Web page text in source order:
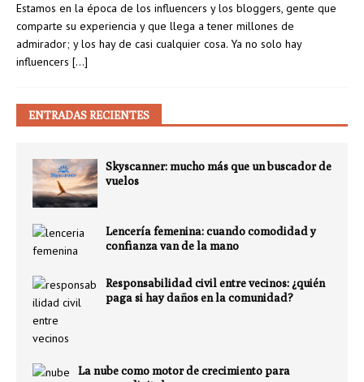
Estamos en la época de los influencers y los bloggers, gente que
comparte su experiencia y que llega a tener millones de
admirador; y los hay de casi cualquier cosa. Ya no solo hay
influencers […]
ENTRADAS RECIENTES
Skyscanner: mucho más que un buscador de
vuelos
Lencería femenina: cuando comodidad y
confianza van de la mano
Responsabilidad civil entre vecinos: ¿quién
paga si hay daños en la comunidad?
La nube como motor de crecimiento para